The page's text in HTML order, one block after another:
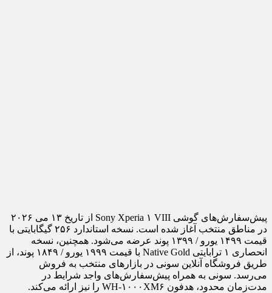
پیش‌سفارش‌های گوشی Sony Xperia ۱ VIII از تاریخ ۱۳ می ۲۰۲۶
در مناطق منتخب آغاز شده است. نسخه استاندارد ۲۵۶ گیگابایتی با
قیمت ۱۴۹۹ یورو / ۱۳۹۹ پوند عرضه می‌شود. همچنین، نسخه
انحصاری ۱ ترابایتی Native Gold با قیمت ۱۹۹۹ یورو / ۱۸۴۹ پوند، از
طریق فروشگاه آنلاین سونی در بازارهای منتخب به فروش
می‌رسد. سونی به همراه پیش‌سفارش‌های واجد شرایط در
مدت‌زمان محدود، هدفون WH-۱۰۰۰XM۶ را نیز ارائه می‌کند.